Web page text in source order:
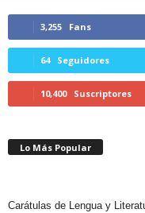
3,255 Fans
64 Seguidores
10,400 Suscriptores
Lo Más Popular
Carátulas de Lengua y